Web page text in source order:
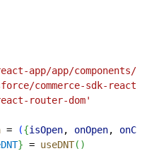
app/app/
commerce-sdk-react'
router-dom'
= ({isOpen, onOpen,
} = useDNT( )